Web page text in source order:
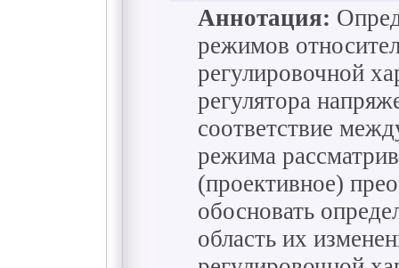
Аннотация:
режимов
регулировочной
регулятора
соответствие
режима
(проективное)
обосновать
область их